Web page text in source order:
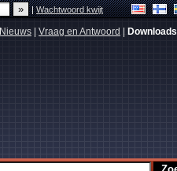
|Wachtwoord kwijt
Nieuws Vraag en Antwoord Downloads